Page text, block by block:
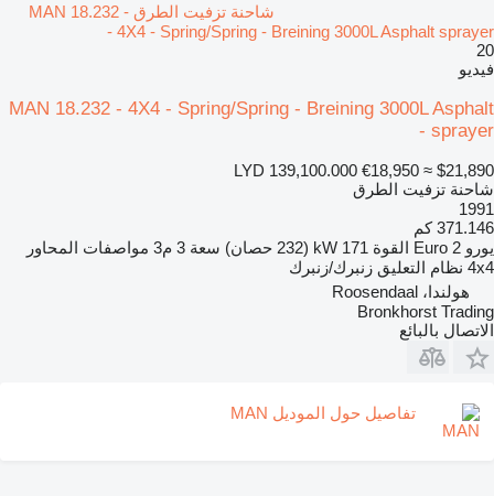
شاحنة تزفيت الطرق MAN 18.232 -
4X4 - Spring/Spring - Breining 3000L Asphalt sprayer -
20
فيديو
MAN 18.232 - 4X4 - Spring/Spring - Breining 3000L Asphalt
sprayer -
LYD 139,100.000 €18,950 ≈ $21,890
شاحنة تزفيت الطرق
1991
371.146 كم
يورو Euro 2 القوة 171 kW (232 حصان) سعة 3 م3
مواصفات المحاور
4x4 نظام التعليق زنبرك/زنبرك
هولندا، Roosendaal
Bronkhorst Trading
الاتصال بالبائع
تفاصيل حول الموديل MAN